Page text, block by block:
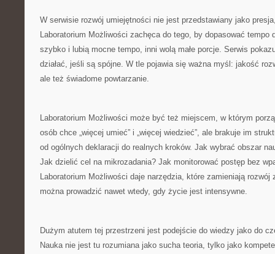
W serwisie rozwój umiejętności nie jest przedstawiany jako
Laboratorium Możliwości zachęca do tego, by dopasować tempo
szybko i lubią mocne tempo, inni wolą małe porcje. Serwis
działać, jeśli są spójne. W tle pojawia się ważna myśl: jakość
ale też świadome powtarzanie.
Laboratorium Możliwości może być też miejscem, w którym
osób chce „więcej umieć” i „więcej wiedzieć”, ale brakuje im
od ogólnych deklaracji do realnych kroków. Jak wybrać obszar
Jak dzielić cel na mikrozadania? Jak monitorować postęp bez
Laboratorium Możliwości daje narzędzia, które zamieniają
można prowadzić nawet wtedy, gdy życie jest intensywne.
Dużym atutem tej przestrzeni jest podejście do wiedzy jako do
Nauka nie jest tu rozumiana jako sucha teoria, tylko jako